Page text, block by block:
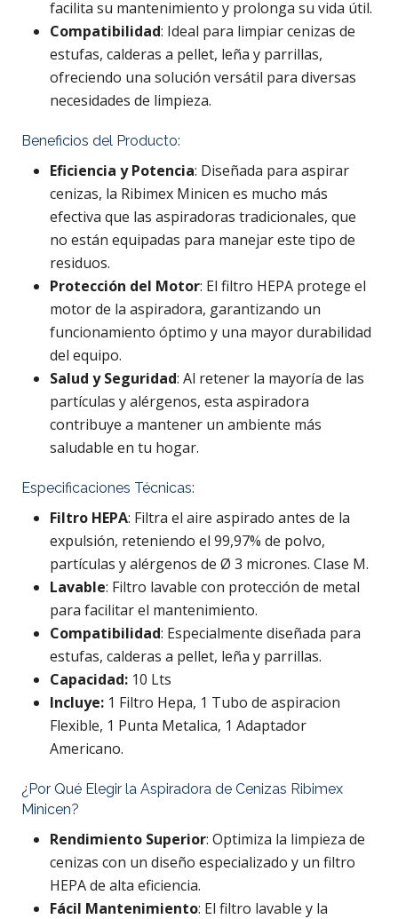
facilita su mantenimiento y prolonga su vida útil.
Compatibilidad: Ideal para limpiar cenizas de
estufas, calderas a pellet, leña y parrillas,
ofreciendo una solución versátil para diversas
necesidades de limpieza.
Beneficios del Producto:
Eficiencia y Potencia: Diseñada para aspirar
cenizas, la Ribimex Minicen es mucho más
efectiva que las aspiradoras tradicionales, que
no están equipadas para manejar este tipo de
residuos.
Protección del Motor: El filtro HEPA protege el
motor de la aspiradora, garantizando un
funcionamiento óptimo y una mayor durabilidad
del equipo.
Salud y Seguridad: Al retener la mayoría de las
partículas y alérgenos, esta aspiradora
contribuye a mantener un ambiente más
saludable en tu hogar.
Especificaciones Técnicas:
Filtro HEPA: Filtra el aire aspirado antes de la
expulsión, reteniendo el 99,97% de polvo,
partículas y alérgenos de Ø 3 micrones. Clase M.
Lavable: Filtro lavable con protección de metal
para facilitar el mantenimiento.
Compatibilidad: Especialmente diseñada para
estufas, calderas a pellet, leña y parrillas.
Capacidad: 10 Lts
Incluye: 1 Filtro Hepa, 1 Tubo de aspiracion
Flexible, 1 Punta Metalica, 1 Adaptador
Americano.
¿Por Qué Elegir la Aspiradora de Cenizas Ribimex
Minicen?
Rendimiento Superior: Optimiza la limpieza de
cenizas con un diseño especializado y un filtro
HEPA de alta eficiencia.
Fácil Mantenimiento: El filtro lavable y la